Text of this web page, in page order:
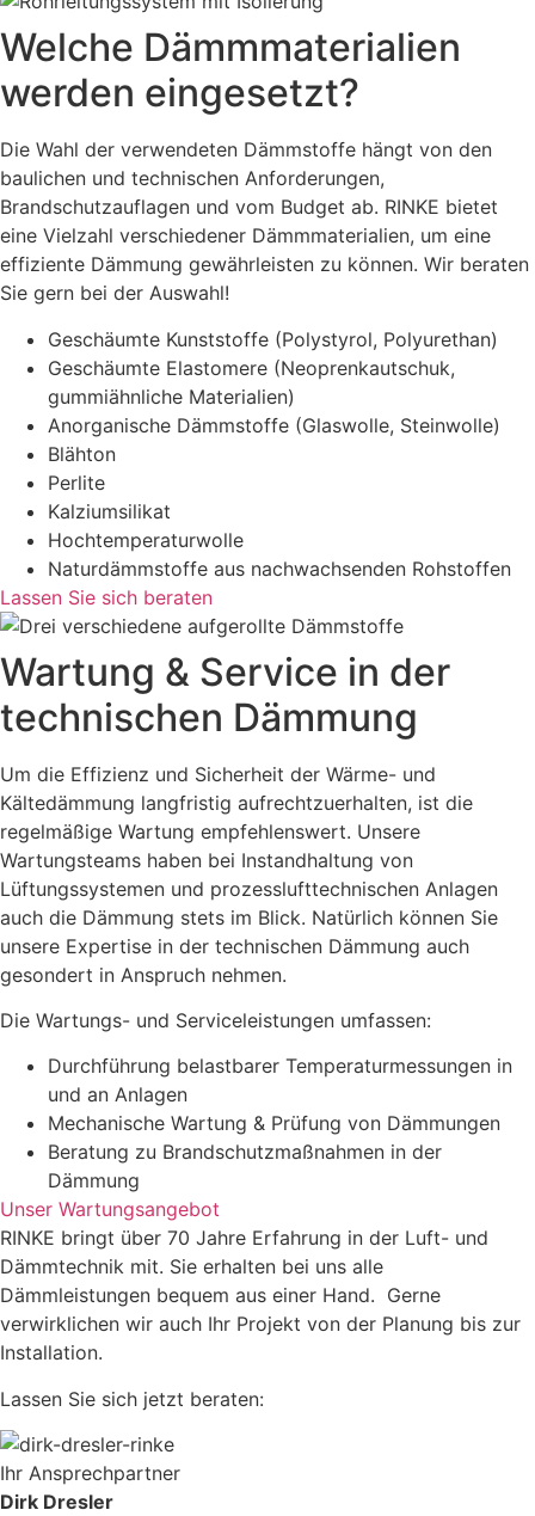
Welche Dämmmaterialien
werden eingesetzt?
Die Wahl der verwendeten Dämmstoffe hängt von den
baulichen und technischen Anforderungen,
Brandschutzauflagen und vom Budget ab. RINKE bietet
eine Vielzahl verschiedener Dämmmaterialien, um eine
effiziente Dämmung gewährleisten zu können. Wir beraten
Sie gern bei der Auswahl!
Geschäumte Kunststoffe (Polystyrol, Polyurethan)
Geschäumte Elastomere (Neoprenkautschuk,
gummiähnliche Materialien)
Anorganische Dämmstoffe (Glaswolle, Steinwolle)
Blähton
Perlite
Kalziumsilikat
Hochtemperaturwolle
Naturdämmstoffe aus nachwachsenden Rohstoffen
Lassen Sie sich beraten
Wartung & Service in der
technischen Dämmung
Um die Effizienz und Sicherheit der Wärme- und
Kältedämmung langfristig aufrechtzuerhalten, ist die
regelmäßige Wartung empfehlenswert. Unsere
Wartungsteams haben bei Instandhaltung von
Lüftungssystemen und prozesslufttechnischen Anlagen
auch die Dämmung stets im Blick. Natürlich können Sie
unsere Expertise in der technischen Dämmung auch
gesondert in Anspruch nehmen.
Die Wartungs- und Serviceleistungen umfassen:
Durchführung belastbarer Temperaturmessungen in
und an Anlagen
Mechanische Wartung & Prüfung von Dämmungen
Beratung zu Brandschutzmaßnahmen in der
Dämmung
Unser Wartungsangebot
RINKE bringt über 70 Jahre Erfahrung in der Luft- und
Dämmtechnik mit. Sie erhalten bei uns alle
Dämmleistungen bequem aus einer Hand. Gerne
verwirklichen wir auch Ihr Projekt von der Planung bis zur
Installation.
Lassen Sie sich jetzt beraten:
Ihr Ansprechpartner
Dirk Dresler